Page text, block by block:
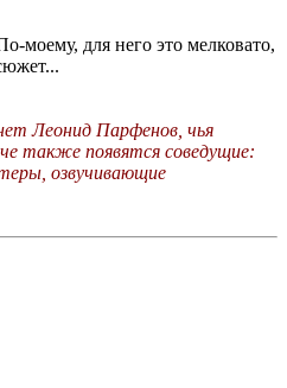
моему, для него это мелковато,
Леонид Парфенов, чья
также появятся соведущие:
озвучивающие